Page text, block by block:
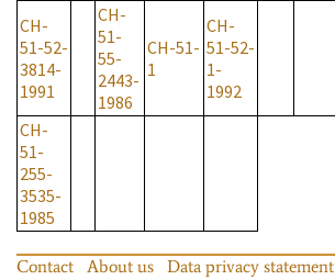
CH-
51-52-
3814-
1991
CH-
51-
55-
2443-
1986
CH-51-
1
CH-
51-52-
1-
1992
CH-
51-
255-
3535-
1985
Contact About us Data privacy statement